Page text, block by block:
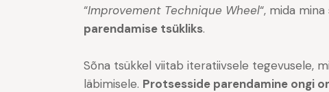
“Improvement Technique Wheel“, mida
parendamise tsükliks.
Sõna tsükkel viitab iteratiivsele tegevusele,
läbimisele. Protsesside parendamine ongi